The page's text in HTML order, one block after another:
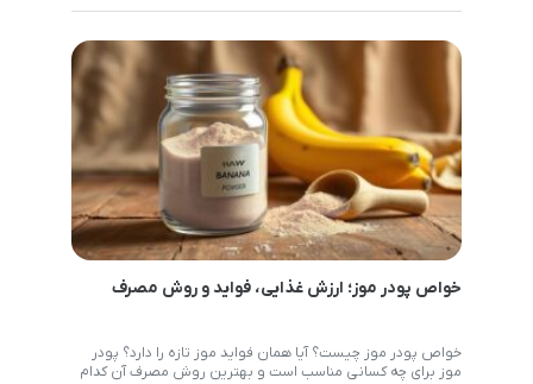
خواص پودر موز؛ ارزش غذایی، فواید و روش مصرف
خواص پودر موز چیست؟ آیا همان فواید موز تازه را دارد؟ پودر
موز برای چه کسانی مناسب است و بهترین روش مصرف آن کدام